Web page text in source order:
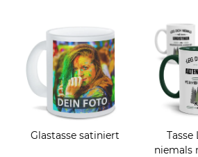
Glastasse satiniert
Tasse
niemals